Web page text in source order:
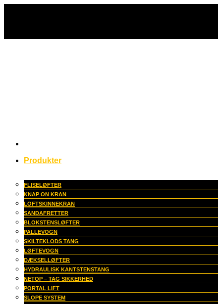
Produkter
FLISELØFTER
KNAP ON KRAN
LOFTSKINNEKRAN
SANDAFRETTER
BLOKSTENSLØFTER
PALLEVOGN
SKILTEKLODS TANG
LØFTEVOGN
DÆKSELLØFTER
HYDRAULISK KANTSTENSTANG
NETOP – TAG SIKKERHED
PORTAL LIFT
SLOPE SYSTEM